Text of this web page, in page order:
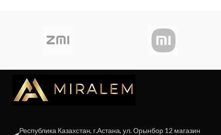
Республика Казахстан, г.Астана, ул. Орынбор 12 магазин